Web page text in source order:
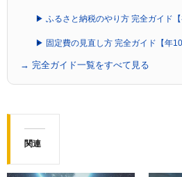
▶ ふるさと納税のやり方 完全ガイド【
▶ 固定費の見直し方 完全ガイド【年10
→ 完全ガイド一覧をすべて見る
関連